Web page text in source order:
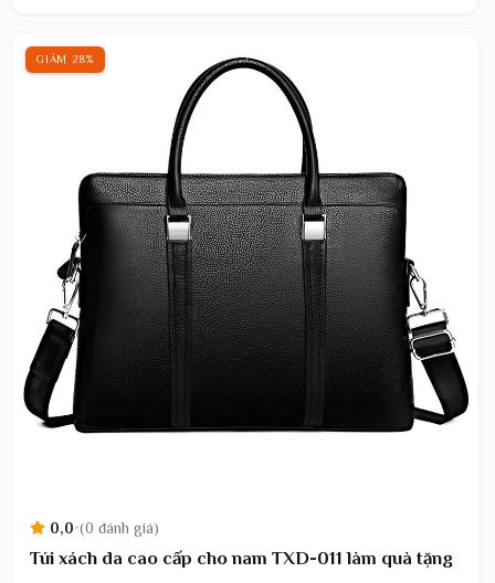
1.800.000₫.
GIẢM 28%
0,0•(0 đánh giá)
Túi xách da cao cấp cho nam TXD-011 làm quà tặng